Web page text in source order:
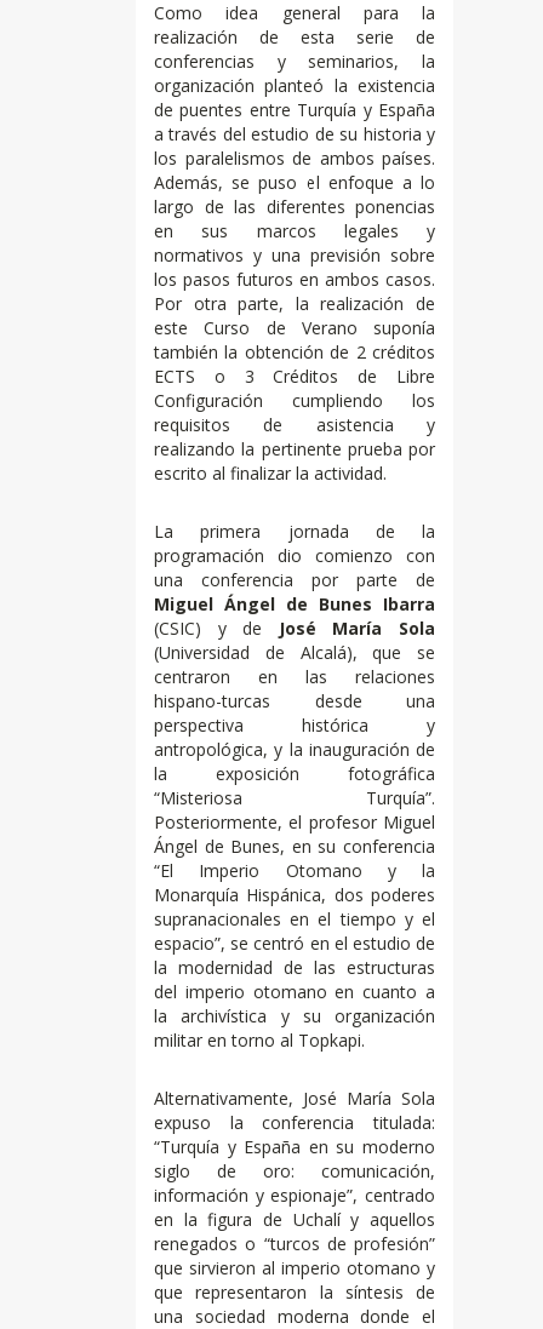
Como idea general para la
realización de esta serie de
conferencias y seminarios, la
organización planteó la existencia
de puentes entre Turquía y España
a través del estudio de su historia y
los paralelismos de ambos países.
Además, se puso el enfoque a lo
largo de las diferentes ponencias
en sus marcos legales y
normativos y una previsión sobre
los pasos futuros en ambos casos.
Por otra parte, la realización de
este Curso de Verano suponía
también la obtención de 2 créditos
ECTS o 3 Créditos de Libre
Configuración cumpliendo los
requisitos de asistencia y
realizando la pertinente prueba por
escrito al finalizar la actividad.
La primera jornada de la
programación dio comienzo con
una conferencia por parte de
Miguel Ángel de Bunes Ibarra
(CSIC) y de
José María Sola
(Universidad de Alcalá), que se
centraron en las relaciones
hispano-turcas desde una
perspectiva histórica y
antropológica, y la inauguración de
la exposición fotográfica
“Misteriosa Turquía”.
Posteriormente, el profesor Miguel
Ángel de Bunes, en su conferencia
“El Imperio Otomano y la
Monarquía Hispánica, dos poderes
supranacionales en el tiempo y el
espacio”, se centró en el estudio de
la modernidad de las estructuras
del imperio otomano en cuanto a
la archivística y su organización
militar en torno al Topkapi.
Alternativamente, José María Sola
expuso la conferencia titulada:
“Turquía y España en su moderno
siglo de oro: comunicación,
información y espionaje”, centrado
en la figura de Uchalí y aquellos
renegados o “turcos de profesión”
que sirvieron al imperio otomano y
que representaron la síntesis de
una sociedad moderna donde el